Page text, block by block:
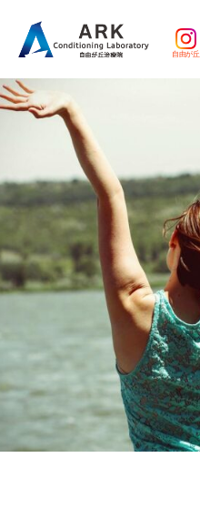
ー
ソ
レ
ー
ン
グ
ｘ
マ
サ
ー
自由が丘